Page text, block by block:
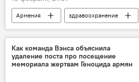
Армения
здравоохранение
Общество
Новости Армения
Как команда Вэнса объяснила
удаление поста про посещение
мемориала жертвам Геноцида армян